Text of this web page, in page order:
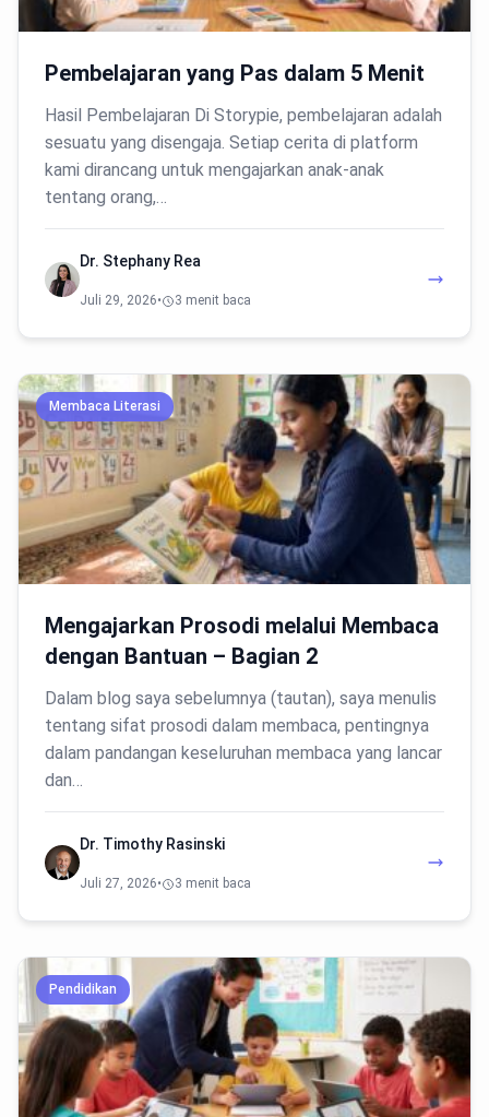
Pembelajaran yang Pas dalam 5 Menit
Hasil Pembelajaran Di Storypie, pembelajaran adalah
sesuatu yang disengaja. Setiap cerita di platform
kami dirancang untuk mengajarkan anak-anak
tentang orang,…
Dr. Stephany Rea
Juli 29, 2026• 3 menit baca
Membaca Literasi
Mengajarkan Prosodi melalui Membaca
dengan Bantuan – Bagian 2
Dalam blog saya sebelumnya (tautan), saya menulis
tentang sifat prosodi dalam membaca, pentingnya
dalam pandangan keseluruhan membaca yang lancar
dan…
Dr. Timothy Rasinski
Juli 27, 2026• 3 menit baca
Pendidikan